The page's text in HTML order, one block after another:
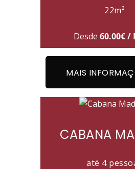
22m²
Desde 60.00€ /
MAIS
CABANA
até 4